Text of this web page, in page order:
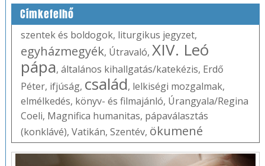
Címkefelhő
szentek és boldogok, liturgikus jegyzet,
egyházmegyék, Útravaló, XIV. Leó
pápa, általános kihallgatás/katekézis, Erdő
Péter, ifjúság, család, lelkiségi mozgalmak,
elmélkedés, könyv- és filmajánló, Úrangyala/Regina
Coeli, Magnifica humanitas, pápaválasztás
(konklávé), Vatikán, Szentév, ökumené